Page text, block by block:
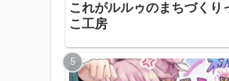
これがルルゥのまちづくり
こ工房